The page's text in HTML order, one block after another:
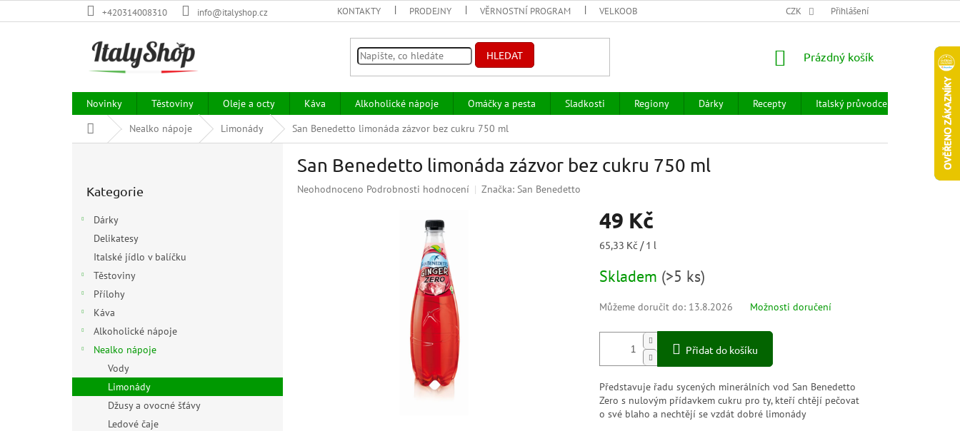
na
+420314008310 info@italyshop.cz KONTAKTY PRODEJNY VĚRNOSTNÍ PROGRAM VELKOOBCHOD HODNOCENÍ OBCHODU OBCHODNÍ PODMÍNKY
CZK Přihlášení
HLEDAT
NÁKUPNÍ
Prázdný košík
Novinky Těstoviny Oleje a octy Káva Alkoholické nápoje Omáčky a pesta Sladkosti Regiony Dárky Recepty Italský průvodce
Prodejny
Domů
Nealko nápoje Limonády San Benedetto limonáda zázvor bez cukru 750 ml
kategorie
Kategorie
Dárky
Delikatesy
Italské jídlo v balíčku
Těstoviny
Přílohy
Káva
Alkoholické nápoje
Nealko nápoje
Vody
Limonády
Džusy a ovocné šťávy
Ledové čaje
San Benedetto limonáda zázvor bez cukru 750 ml
Průměrné
Neohodnoceno Podrobnosti hodnocení Značka: San Benedetto
49 Kč
Měrná
65,33 Kč / 1 l
Skladem (>5 ks)
Můžeme doručit do: 13.8.2026 Možnosti doručení
Přidat do košíku
Představuje řadu sycených minerálních vod San Benedetto
Zero s nulovým přídavkem cukru pro ty, kteří chtějí pečovat
o své blaho a nechtějí se vzdát dobré limonády